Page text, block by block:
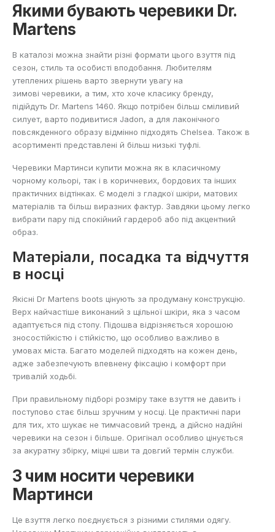
Якими бувають черевики Dr.
Martens
В каталозі можна знайти різні формати цього взуття під
сезон, стиль та особисті вподобання. Любителям
утеплених рішень варто звернути увагу на
зимові черевики, а тим, хто хоче класику бренду,
підійдуть Dr. Martens 1460. Якщо потрібен більш сміливий
силует, варто подивитися Jadon, а для лаконічного
повсякденного образу відмінно підходять Chelsea. Також в
асортименті представлені й більш низькі туфлі.
Черевики Мартинси купити можна як в класичному
чорному кольорі, так і в коричневих, бордових та інших
практичних відтінках. Є моделі з гладкої шкіри, матових
матеріалів та більш виразних фактур. Завдяки цьому легко
вибрати пару під спокійний гардероб або під акцентний
образ.
Матеріали, посадка та відчуття
в носці
Якісні Dr Martens boots цінують за продуману конструкцію.
Верх найчастіше виконаний з щільної шкіри, яка з часом
адаптується під стопу. Підошва відрізняється хорошою
зносостійкістю і стійкістю, що особливо важливо в
умовах міста. Багато моделей підходять на кожен день,
адже забезпечують впевнену фіксацію і комфорт при
тривалій ходьбі.
При правильному підборі розміру таке взуття не давить і
поступово стає більш зручним у носці. Це практичні пари
для тих, хто шукає не тимчасовий тренд, а дійсно надійні
черевики на сезон і більше. Оригінал особливо цінується
за акуратну збірку, міцні шви та довгий термін служби.
З чим носити черевики
Мартинси
Це взуття легко поєднується з різними стилями одягу.